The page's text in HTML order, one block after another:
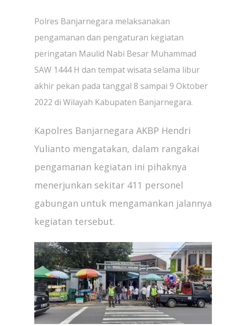
Polres Banjarnegara melaksanakan
pengamanan dan pengaturan kegiatan
peringatan Maulid Nabi Besar Muhammad
SAW 1444 H dan tempat wisata selama libur
akhir pekan pada tanggal 8 sampai 9 Oktober
2022 di Wilayah Kabupaten Banjarnegara.
Kapolres Banjarnegara AKBP Hendri
Yulianto mengatakan, dalam rangakai
pengamanan kegiatan ini pihaknya
menerjunkan sekitar 411 personel
gabungan untuk mengamankan jalannya
kegiatan tersebut.